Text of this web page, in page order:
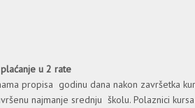
plaćanje u 2 rate
propisa godinu dana nakon završetka
najmanje srednju školu. Polaznici